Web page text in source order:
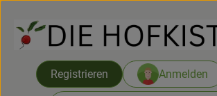
Registrieren Anmelden